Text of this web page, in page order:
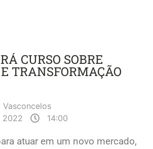
CURSO SOBRE
TRANSFORMAÇÃO
Vasconcelos
2022
14:00
atuar em um novo mercado,